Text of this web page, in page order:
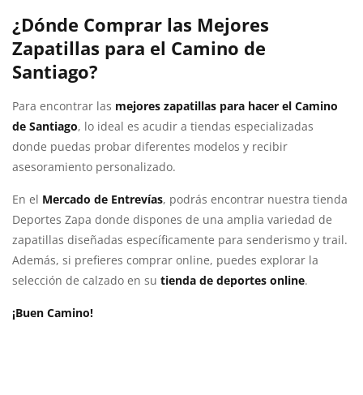
¿Dónde Comprar las Mejores
Zapatillas para el Camino de
Santiago?
Para encontrar las mejores zapatillas para hacer el Camino
de Santiago, lo ideal es acudir a tiendas especializadas
donde puedas probar diferentes modelos y recibir
asesoramiento personalizado.
En el Mercado de Entrevías, podrás encontrar nuestra tienda
Deportes Zapa donde dispones de una amplia variedad de
zapatillas diseñadas específicamente para senderismo y trail.
Además, si prefieres comprar online, puedes explorar la
selección de calzado en su tienda de deportes online.
¡Buen Camino!